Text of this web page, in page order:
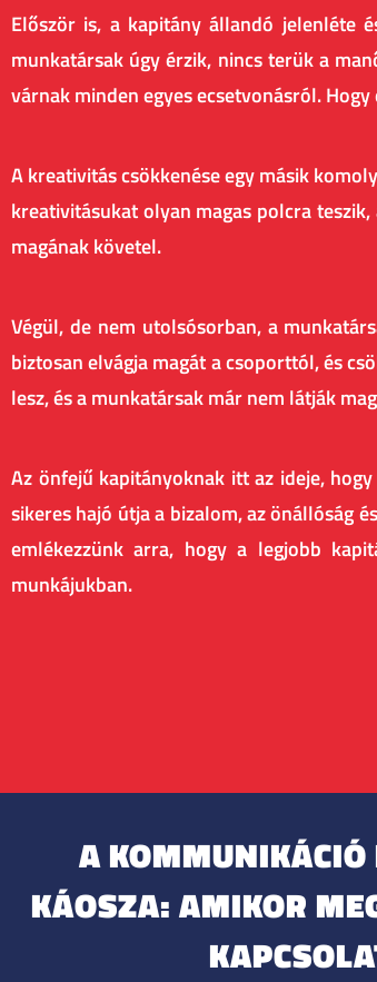
Először is, a kapitány állandó jelenléte
munkatársak úgy érzik, nincs terük a
várnak minden egyes ecsetvonásról.
A kreativitás csökkenése egy másik
kreativitásukat olyan magas polcra
magának követel.
Végül, de nem utolsósorban, a
biztosan elvágja magát a csoporttól, és
lesz, és a munkatársak már nem látják
Az önfejű kapitányoknak itt az ideje,
sikeres hajó útja a bizalom, az önállóság
emlékezzünk arra, hogy a legjobb
munkájukban.
A
KÁOSZA: AMIKOR